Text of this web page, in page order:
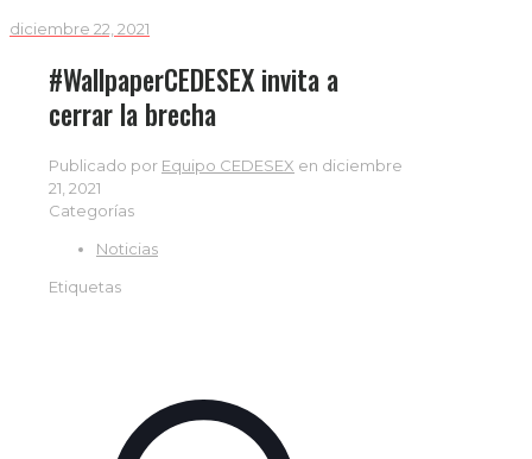
diciembre 22, 2021
#WallpaperCEDESEX invita a
cerrar la brecha
Publicado por Equipo CEDESEX en diciembre
21, 2021
Categorías
Noticias
Etiquetas